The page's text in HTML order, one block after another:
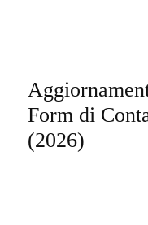
Form di
(2026)